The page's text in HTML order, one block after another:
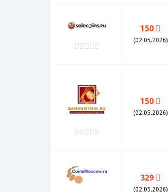
150
(02.05.2026)
150
(02.05.2026)
329
(02.05.2026)